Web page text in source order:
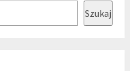
Szukaj